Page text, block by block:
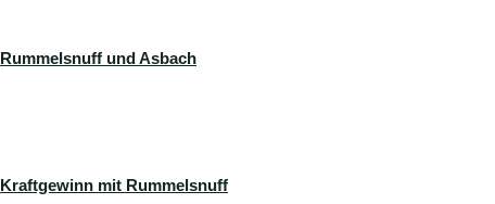
Rummelsnuff und Asbach
Kraftgewinn mit Rummelsnuff